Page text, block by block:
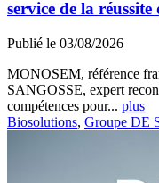
service de la réussite
Publié le 03/08/2026
MONOSEM, référence
SANGOSSE, expert
compétences pour... plus
Biosolutions, Groupe DE